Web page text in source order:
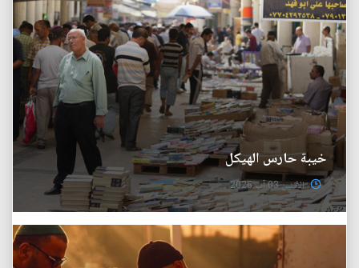
خيبة حارس الهيكل
الأثنين 03 آب 2026